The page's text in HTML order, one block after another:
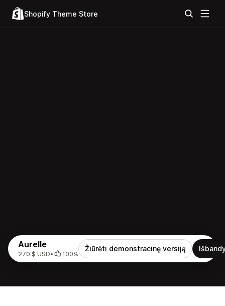
Shopify Theme Store
Aurelle
270 $ USD• 100%
Žiūrėti demonstracinę versiją